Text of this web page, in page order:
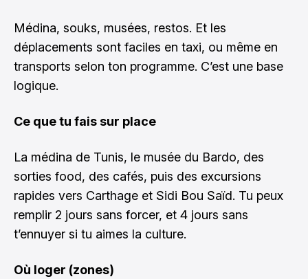
Médina, souks, musées, restos. Et les
déplacements sont faciles en taxi, ou même en
transports selon ton programme. C’est une base
logique.
Ce que tu fais sur place
La médina de Tunis, le musée du Bardo, des
sorties food, des cafés, puis des excursions
rapides vers Carthage et Sidi Bou Saïd. Tu peux
remplir 2 jours sans forcer, et 4 jours sans
t’ennuyer si tu aimes la culture.
Où loger (zones)